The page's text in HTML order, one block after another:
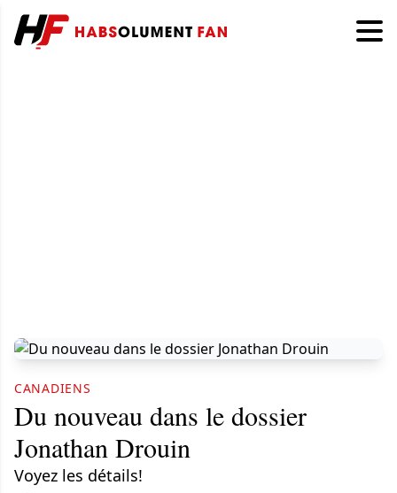
CANADIENS
Du nouveau dans le dossier
Jonathan Drouin
Voyez les détails!